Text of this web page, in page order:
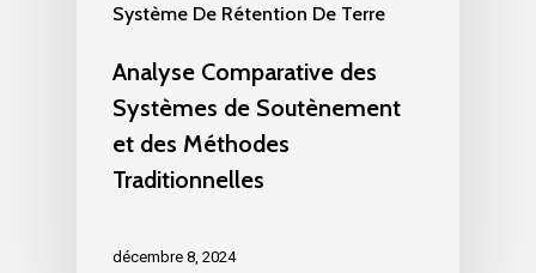
Système De Rétention De Terre
Analyse Comparative des
Systèmes de Soutènement
et des Méthodes
Traditionnelles
décembre 8, 2024